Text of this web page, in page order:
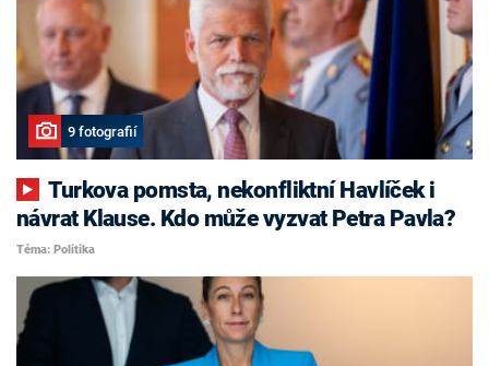
9 fotografií
Turkova pomsta, nekonfliktní Havlíček i
návrat Klause. Kdo může vyzvat Petra Pavla?
Téma: Politika